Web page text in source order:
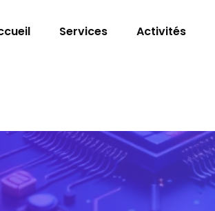
Services Activités